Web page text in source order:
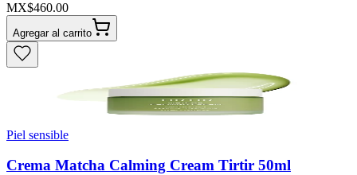
MX$460.00
Agregar al carrito
Piel sensible
Crema Matcha Calming Cream Tirtir 50ml